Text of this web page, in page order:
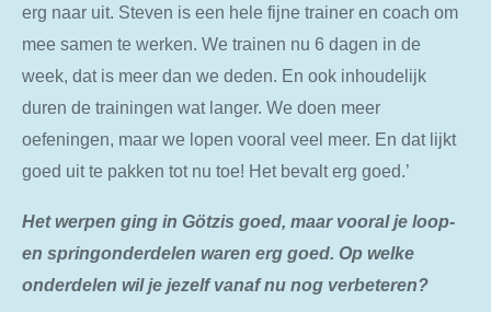
erg naar uit. Steven is een hele fijne trainer en coach om
mee samen te werken. We trainen nu 6 dagen in de
week, dat is meer dan we deden. En ook inhoudelijk
duren de trainingen wat langer. We doen meer
oefeningen, maar we lopen vooral veel meer. En dat lijkt
goed uit te pakken tot nu toe! Het bevalt erg goed.’
Het werpen ging in Götzis goed, maar vooral je loop-
en springonderdelen waren erg goed. Op welke
onderdelen wil je jezelf vanaf nu nog verbeteren?